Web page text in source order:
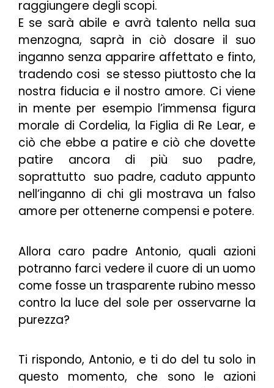
raggiungere degli scopi.
E se sarà abile e avrà talento nella sua
menzogna, saprà in ciò dosare il suo
inganno senza apparire affettato e finto,
tradendo cosi se stesso piuttosto che la
nostra fiducia e il nostro amore. Ci viene
in mente per esempio l’immensa figura
morale di Cordelia, la Figlia di Re Lear, e
ciò che ebbe a patire e ciò che dovette
patire ancora di più suo padre,
soprattutto suo padre, caduto appunto
nell’inganno di chi gli mostrava un falso
amore per ottenerne compensi e potere.
Allora caro padre Antonio, quali azioni
potranno farci vedere il cuore di un uomo
come fosse un trasparente rubino messo
contro la luce del sole per osservarne la
purezza?
Ti rispondo, Antonio, e ti do del tu solo in
questo momento, che sono le azioni